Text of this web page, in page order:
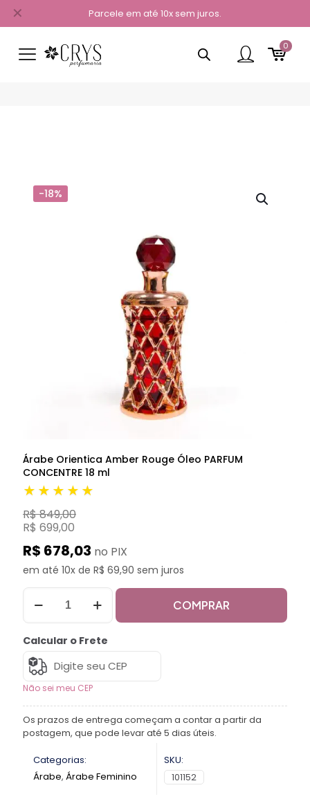
Parcele em até 10x sem juros.
✕
0
-18%
Árabe Orientica Amber Rouge Óleo PARFUM
CONCENTRE 18 ml
★★★★★
R$ 849,00
R$ 699,00
R$ 678,03 no PIX
em até 10x de R$ 69,90 sem juros
COMPRAR
Calcular o Frete
Não sei meu CEP
Os prazos de entrega começam a contar a partir da
postagem, que pode levar até 5 dias úteis.
Categorias:
Árabe, Árabe Feminino
SKU:
101152